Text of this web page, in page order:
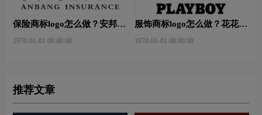
保险商标logo怎么做？安邦保
1970-01-01 08:00:00
服饰商标logo怎么做？花花公
1970-01-01 08:00:00
推荐文章